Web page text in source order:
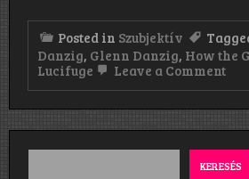
Posted in Szubjektív
Danzig, Glenn Danzig, How the
Lucifuge
Leave a Commenton
KERESÉS